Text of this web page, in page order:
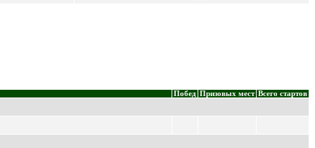
Побед Призовых мест Всего стартов